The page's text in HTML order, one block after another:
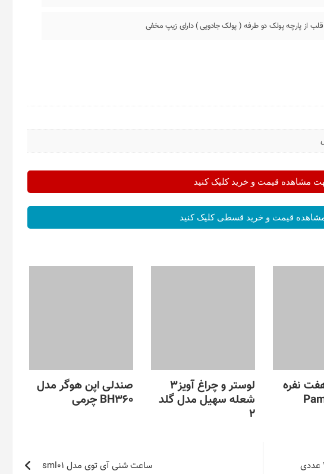
از پارچه پولک دو طرفه ( پولک جادویی ) دارای زیپ مخفی
مشاهده قیمت و خرید کلیک کنید
قیمت و خرید قسطی کلیک کنید
نفره
لوستر و چراغ آویز3
شعله سهیل مدل گلد
2
صندلی اپن هوگر مدل
BH360 چرمی
ساعت شنی آی توی مدل sml01